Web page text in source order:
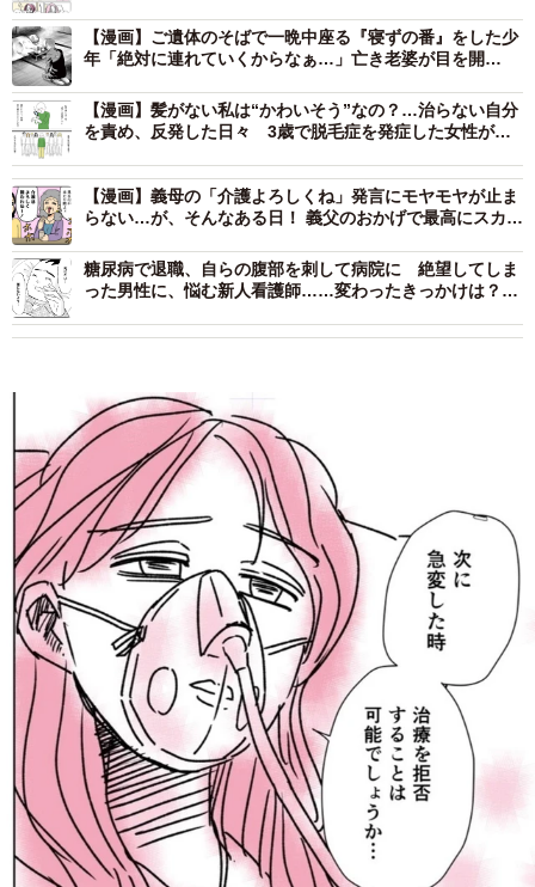
【漫画】ご遺体のそばで一晩中座る『寝ずの番』をした少
年「絶対に連れていくからなぁ…」亡き老婆が目を開
【漫画】髪がない私は“かわいそう”なの？…治らない自分
を責め、反発した日々 3歳で脱毛症を発症した女性が、
【漫画】義母の「介護よろしくね」発言にモヤモヤが止ま
らない…が、そんなある日！ 義父のおかげで最高にスカッ
糖尿病で退職、自らの腹部を刺して病院に 絶望してしま
った男性に、悩む新人看護師……変わったきっかけは？